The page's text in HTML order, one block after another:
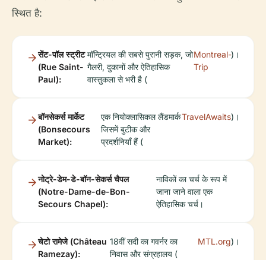
स्थित है:
सेंट-पॉल स्ट्रीट
(Rue Saint-
Paul):
मॉन्ट्रियल की सबसे पुरानी सड़क, जो
गैलरी, दुकानों और ऐतिहासिक
वास्तुकला से भरी है (
Montreal-
Trip
)।
बॉनसेकर्स मार्केट
(Bonsecours
Market):
एक नियोक्लासिकल लैंडमार्क
जिसमें बुटीक और
प्रदर्शनियाँ हैं (
TravelAwaits)।
नोट्रे-डेम-डे-बॉन-सेकर्स चैपल
(Notre-Dame-de-Bon-
Secours Chapel):
नाविकों का चर्च के रूप में
जाना जाने वाला एक
ऐतिहासिक चर्च।
चेटो रामेजे (Château
Ramezay):
18वीं सदी का गवर्नर का
निवास और संग्रहालय (
MTL.org)।